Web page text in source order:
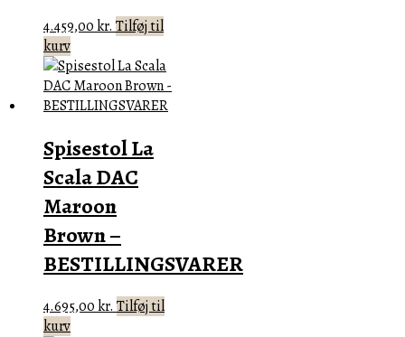
4.459,00kr. Tilføj til
kurv
Spisestol La
Scala DAC
Maroon
Brown –
BESTILLINGSVARER
4.695,00kr. Tilføj til
kurv